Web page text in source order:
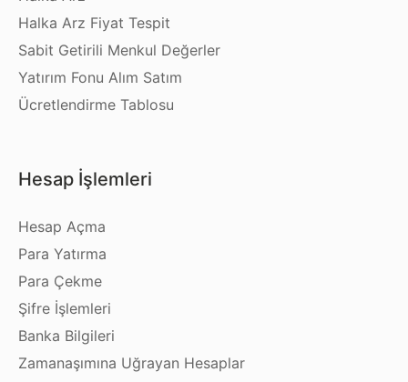
Halka Arz Fiyat Tespit
Sabit Getirili Menkul Değerler
Yatırım Fonu Alım Satım
Ücretlendirme Tablosu
Hesap İşlemleri
Hesap Açma
Para Yatırma
Para Çekme
Şifre İşlemleri
Banka Bilgileri
Zamanaşımına Uğrayan Hesaplar